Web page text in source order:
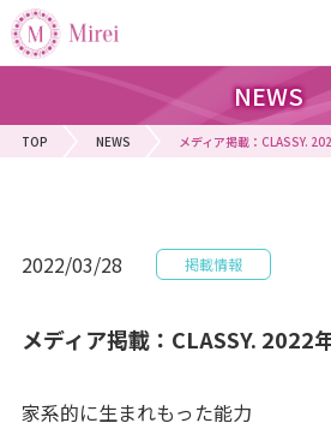
NEWS
TOP NEWS メディア掲載：CLASSY.
2022/03/28 掲載情報
メディア掲載：CLASSY. 2022
家系的に生まれもった能力